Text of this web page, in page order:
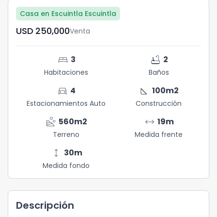
Casa en Escuintla Escuintla
USD	250,000Venta
bed 3
Habitaciones
bathtub 2
Baños
directions_car 4
Estacionamientos Auto
square_foot 100m2
Construcción
landslide 560m2
Terreno
arrow_range 19m
Medida frente
height 30m
Medida fondo
Descripción